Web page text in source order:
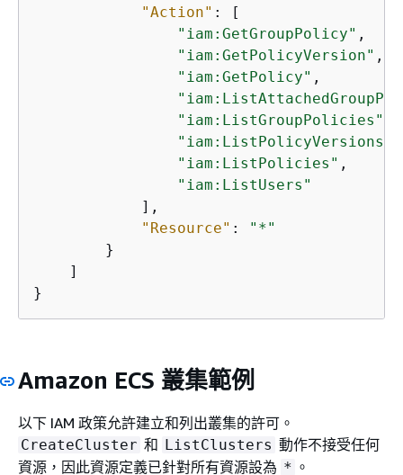
"Action" : [
"iam:GetGroupPolicy" ,
"iam:GetPolicyVersion" ,
"iam:GetPolicy" ,
"iam:ListGroupPolicies"
"iam:ListPolicyVersions"
"iam:ListPolicies" ,
"iam:ListUsers"
            ],
"Resource" :
"*"
        }
    ]
}
Amazon ECS 叢集範例
以下 IAM 政策允許建立和列出叢集的許可。
CreateCluster 和 ListClusters 動作不接受任何
資源，因此資源定義已針對所有資源設為 * 。